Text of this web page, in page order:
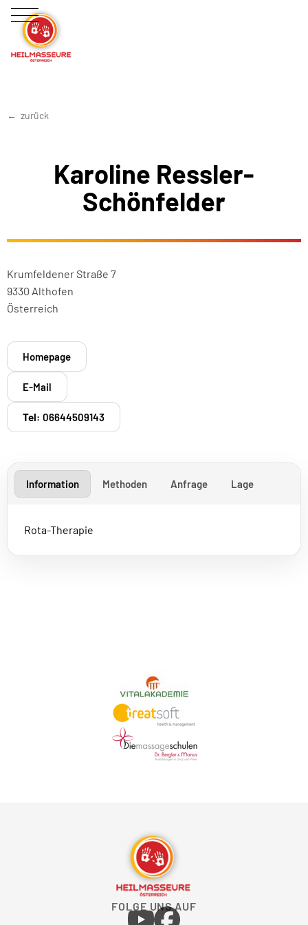
zurück
Karoline Ressler-
Schönfelder
Krumfeldener Straße 7
9330 Althofen
Österreich
Homepage
E-Mail
Tel: 06644509143
Information Methoden Anfrage Lage
Rota-Therapie
FOLGE UNS AUF